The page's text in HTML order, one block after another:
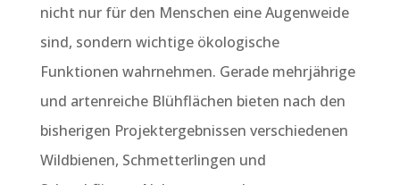
nicht nur für den Menschen eine Augenweide
sind, sondern wichtige ökologische
Funktionen wahrnehmen. Gerade mehrjährige
und artenreiche Blühflächen bieten nach den
bisherigen Projektergebnissen verschiedenen
Wildbienen, Schmetterlingen und